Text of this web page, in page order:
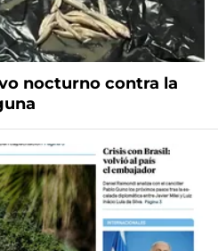
nocturno contra la